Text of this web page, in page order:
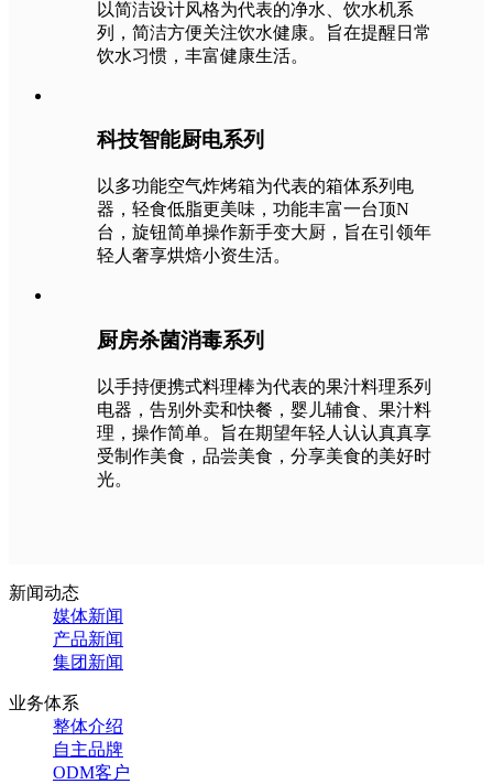
以简洁设计风格为代表的净水、饮水机系
列，简洁方便关注饮水健康。旨在提醒日常
饮水习惯，丰富健康生活。
科技智能厨电系列
以多功能空气炸烤箱为代表的箱体系列电
器，轻食低脂更美味，功能丰富一台顶N
台，旋钮简单操作新手变大厨，旨在引领年
轻人奢享烘焙小资生活。
厨房杀菌消毒系列
以手持便携式料理棒为代表的果汁料理系列
电器，告别外卖和快餐，婴儿辅食、果汁料
理，操作简单。旨在期望年轻人认认真真享
受制作美食，品尝美食，分享美食的美好时
光。
新闻动态
媒体新闻
产品新闻
集团新闻
业务体系
整体介绍
自主品牌
ODM客户